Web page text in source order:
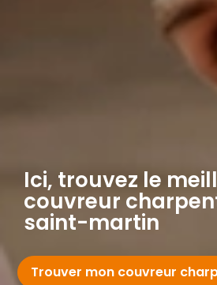
Ici, trouvez le
couvreur
saint-martin
Trouver mon couvreur